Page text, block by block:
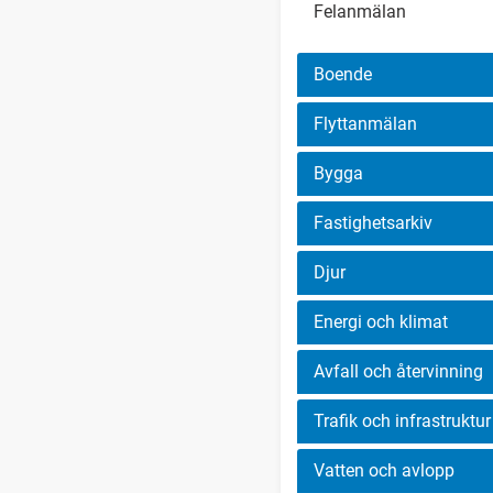
Felanmälan
Boende
Flyttanmälan
Bygga
Fastighetsarkiv
Djur
Energi och klimat
Avfall och återvinning
Trafik och infrastruktur
Vatten och avlopp